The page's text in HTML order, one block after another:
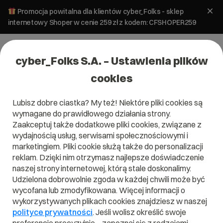
Promocja powitalna dla klientów cyber_Folks - sklep
internetowy Shoper w cenie 259 zł z kodem: CFSHOPER259
Czym jest SQL?
Przeczytaj czym jestSQLw naszym słowniku.
Pomoże Ci to lepiej zrozumieć, czym dokładnie jestSQL
cyber_Folks S.A. – Ustawienia plików
cookies
Lubisz dobre ciastka? My też! Niektóre pliki cookies są
wymagane do prawidłowego działania strony.
Zaakceptuj także dodatkowe pliki cookies, związane z
wydajnością usług, serwisami społecznościowymi i
marketingiem. Pliki cookie służą także do personalizacji
reklam. Dzięki nim otrzymasz najlepsze doświadczenie
naszej strony internetowej, którą stale doskonalimy.
Udzielona dobrowolnie zgoda w każdej chwili może być
wycofana lub zmodyfikowana. Więcej informacji o
wykorzystywanych plikach cookies znajdziesz w naszej
polityce prywatności. Jeśli wolisz określić swoje